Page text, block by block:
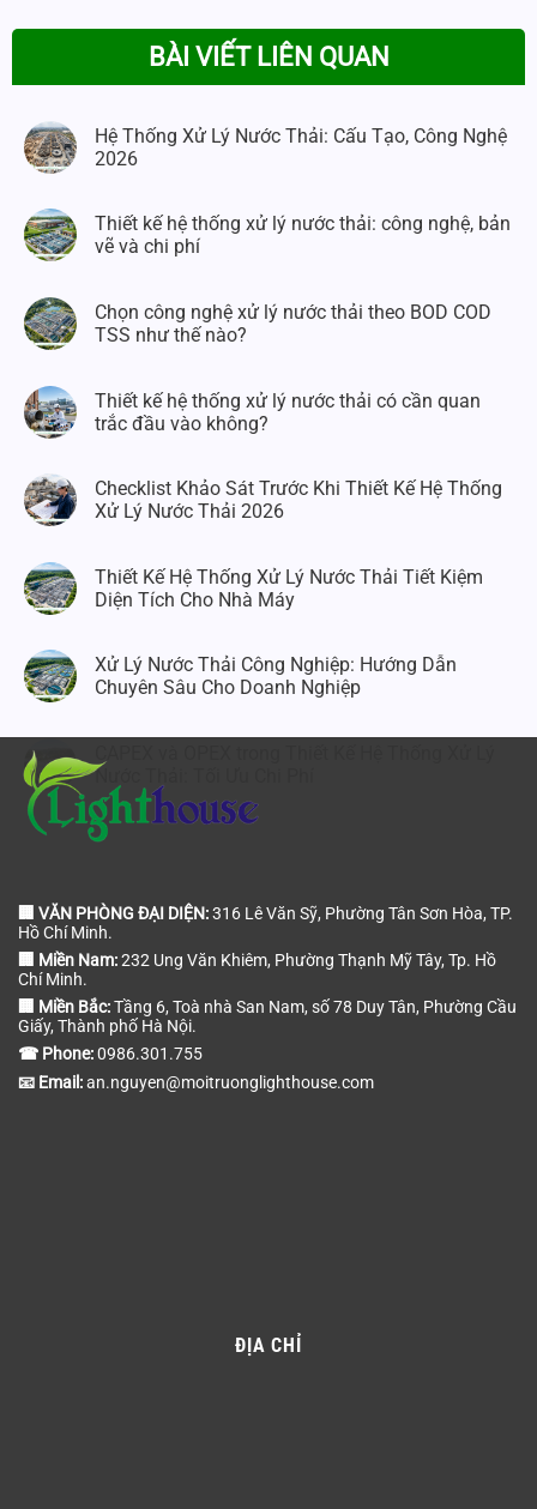
BÀI VIẾT LIÊN QUAN
Hệ Thống Xử Lý Nước Thải: Cấu Tạo, Công Nghệ
2026
Thiết kế hệ thống xử lý nước thải: công nghệ, bản
vẽ và chi phí
Chọn công nghệ xử lý nước thải theo BOD COD
TSS như thế nào?
Thiết kế hệ thống xử lý nước thải có cần quan
trắc đầu vào không?
Checklist Khảo Sát Trước Khi Thiết Kế Hệ Thống
Xử Lý Nước Thải 2026
Thiết Kế Hệ Thống Xử Lý Nước Thải Tiết Kiệm
Diện Tích Cho Nhà Máy
Xử Lý Nước Thải Công Nghiệp: Hướng Dẫn
Chuyên Sâu Cho Doanh Nghiệp
Nước Thải: Tối Ưu Chi Phí
🏢 VĂN PHÒNG ĐẠI DIỆN:316 Lê Văn Sỹ, Phường Tân Sơn Hòa, TP.
Hồ Chí Minh.
🏢 Miền Nam:232 Ung Văn Khiêm, Phường Thạnh Mỹ Tây, Tp. Hồ
Chí Minh.
🏢 Miền Bắc:Tầng 6, Toà nhà San Nam, số 78 Duy Tân, Phường Cầu
Giấy, Thành phố Hà Nội.
☎ Phone:0986.301.755
📧 Email:an.nguyen@moitruonglighthouse.com
ĐỊA CHỈ